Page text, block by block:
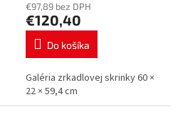
€97,89 bez DPH
€120,40
Do košíka
Galéria zrkadlovej skrinky 60 ×
22 × 59,4 cm